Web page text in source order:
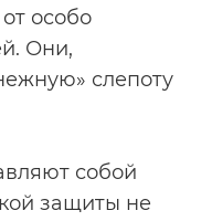
особо
Они,
слепоту
собой
защиты не